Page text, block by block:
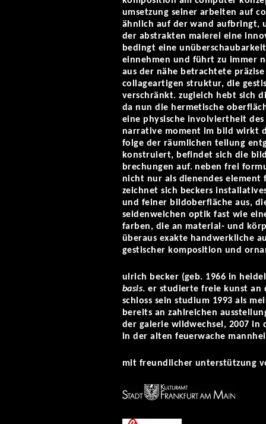
umsetzung seiner arbeiten auf
ähnlich auf der wand aufbringt,
der abstrakten malerei eine
bedingt eine
einnehmen und führt zu immer
aus der nähe betrachtete
collageartigen struktur, die
verschränkt. zugleich hebt sich
da nun die hermetische
eine physische involviertheit
narrative moment im bild wirkt
folge der räumlichen teilung
konstruiert, befindet sich die
brechungen auf. neben frei
nicht nur als dienendes element
zeichnet sich beckers
und feiner bildoberfläche aus,
seidenweichen optik fast wie
farben, die an material- und
überaus exakte handwerkliche
gestischer komposition und
ulrich becker (geb. 1966 in
basis. er studierte freie kunst an
schloss sein studium 1993 als
bereits an zahlreichen
der galerie wildwechsel, 2007 in
in der alten feuerwache
mit freundlicher unterstützung